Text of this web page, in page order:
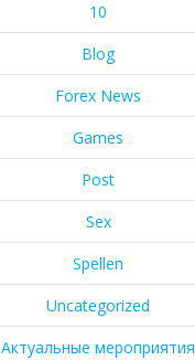
10
Blog
Forex News
Games
Post
Sex
Spellen
Uncategorized
Актуальные мероприятия